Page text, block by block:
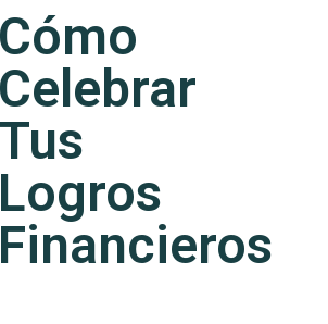
Cómo
Celebrar
Tus
Logros
Financieros